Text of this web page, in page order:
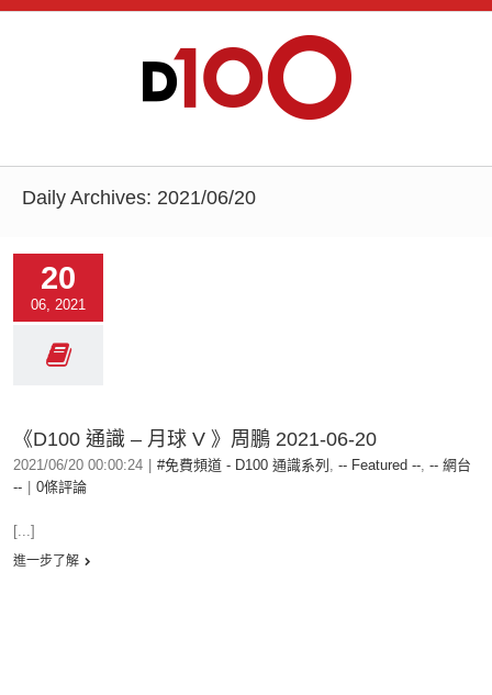
Daily Archives: 2021/06/20
20
06, 2021
《D100 通識 – 月球 V 》周鵬 2021-06-20
2021/06/20 00:00:24 #免費頻道 - D100 通識系列 , -- Featured --, -- 網台
--
0條評論
[...]
進一步了解